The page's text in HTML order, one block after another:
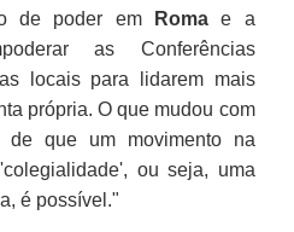
de poder em
Romae a
as Conferências
locais para lidarem mais
própria. O que mudou com
de que um movimento na
ou seja, uma
é possível."